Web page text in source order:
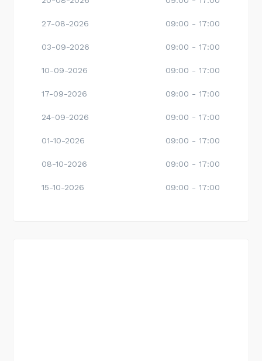
27-08-2026 09:00 - 17:00
03-09-2026 09:00 - 17:00
10-09-2026 09:00 - 17:00
17-09-2026 09:00 - 17:00
24-09-2026 09:00 - 17:00
01-10-2026 09:00 - 17:00
08-10-2026 09:00 - 17:00
15-10-2026 09:00 - 17:00